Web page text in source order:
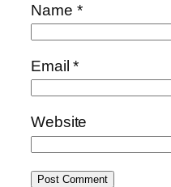
Name *
Email*
Website